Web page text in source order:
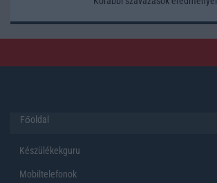
Főoldal
Készülékekguru
Mobiltelefonok